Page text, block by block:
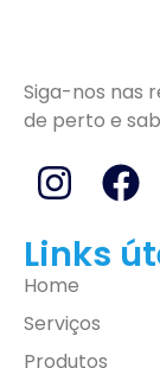
Siga-nos nas
de perto e
Links
Home
Serviços
Produtos